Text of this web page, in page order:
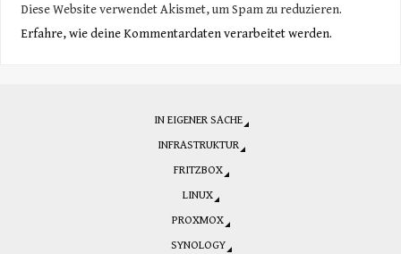
Diese Website verwendet Akismet, um Spam zu reduzieren.
Erfahre, wie deine Kommentardaten verarbeitet werden.
IN EIGENER SACHE
INFRASTRUKTUR
FRITZBOX
LINUX
PROXMOX
SYNOLOGY